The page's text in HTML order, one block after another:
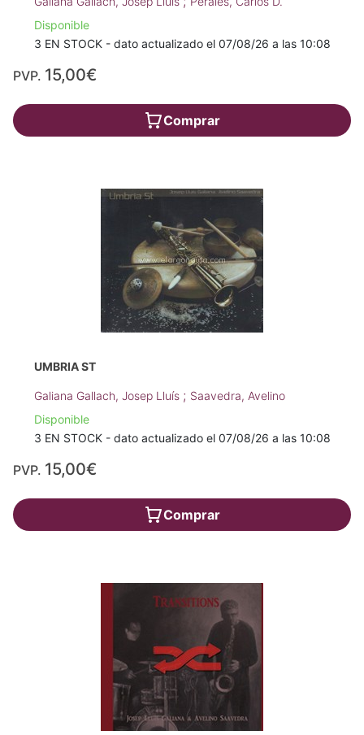
Disponible
3 EN STOCK - dato actualizado el 07/08/26 a las 10:08
PVP. 15,00€
Comprar
UMBRIA ST
Galiana Gallach, Josep Lluís ; Saavedra, Avelino
Disponible
3 EN STOCK - dato actualizado el 07/08/26 a las 10:08
PVP. 15,00€
Comprar